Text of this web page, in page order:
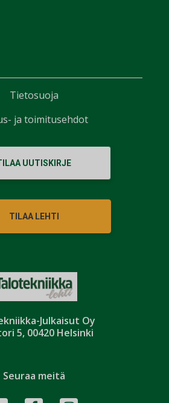
Julkaisut Oy
5, 00420 Helsinki
UUTISKIRJE
TILAA LEHTI
Seuraa meitä
Tietosuoja
ja toimitusehdot